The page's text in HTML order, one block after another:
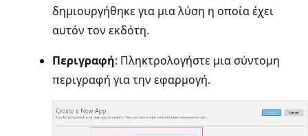
δημιουργήθηκε για μια λύση η οποία έχει
αυτόν τον εκδότη.
Περιγραφή: Πληκτρολογήστε μια σύντομη
περιγραφή για την εφαρμογή.